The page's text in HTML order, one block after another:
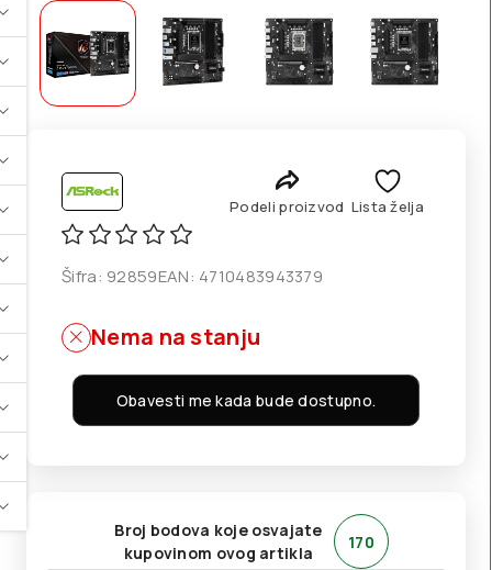
Podeli proizvod Lista želja
Šifra: 92859EAN: 4710483943379
Nema na stanju
Obavesti me kada bude dostupno.
Broj bodova koje osvajate
kupovinom ovog artikla
170